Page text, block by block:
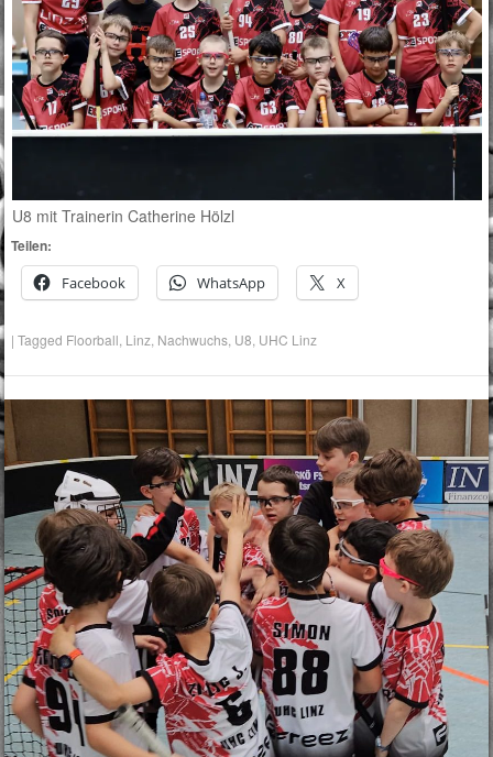
U8 mit Trainerin Catherine Hölzl
Teilen:
Facebook
WhatsApp X
|Tagged Floorball Linz Nachwuchs U8 UHC Linz